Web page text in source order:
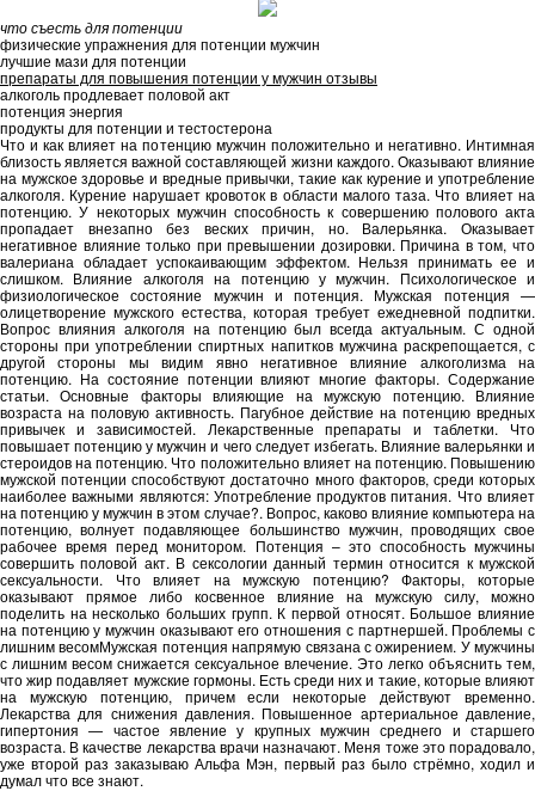
что съесть для потенции
физические упражнения для потенции мужчин
лучшие мази для потенции
препараты для повышения потенции у мужчин отзывы
алкоголь продлевает половой акт
потенция энергия
продукты для потенции и тестостерона
Что и как влияет на потенцию мужчин положительно и негативно. Интимная
близость является важной составляющей жизни каждого. Оказывают влияние
на мужское здоровье и вредные привычки, такие как курение и употребление
алкоголя. Курение нарушает кровоток в области малого таза. Что влияет на
потенцию. У некоторых мужчин способность к совершению полового акта
пропадает внезапно без веских причин, но. Валерьянка. Оказывает
негативное влияние только при превышении дозировки. Причина в том, что
валериана обладает успокаивающим эффектом. Нельзя принимать ее и
слишком. Влияние алкоголя на потенцию у мужчин. Психологическое и
физиологическое состояние мужчин и потенция. Мужская потенция —
олицетворение мужского естества, которая требует ежедневной подпитки.
Вопрос влияния алкоголя на потенцию был всегда актуальным. С одной
стороны при употреблении спиртных напитков мужчина раскрепощается, с
другой стороны мы видим явно негативное влияние алкоголизма на
потенцию. На состояние потенции влияют многие факторы. Содержание
статьи. Основные факторы влияющие на мужскую потенцию. Влияние
возраста на половую активность. Пагубное действие на потенцию вредных
привычек и зависимостей. Лекарственные препараты и таблетки. Что
повышает потенцию у мужчин и чего следует избегать. Влияние валерьянки и
стероидов на потенцию. Что положительно влияет на потенцию. Повышению
мужской потенции способствуют достаточно много факторов, среди которых
наиболее важными являются: Употребление продуктов питания. Что влияет
на потенцию у мужчин в этом случае?. Вопрос, каково влияние компьютера на
потенцию, волнует подавляющее большинство мужчин, проводящих свое
рабочее время перед монитором. Потенция – это способность мужчины
совершить половой акт. В сексологии данный термин относится к мужской
сексуальности. Что влияет на мужскую потенцию? Факторы, которые
оказывают прямое либо косвенное влияние на мужскую силу, можно
поделить на несколько больших групп. К первой относят. Большое влияние
на потенцию у мужчин оказывают его отношения с партнершей. Проблемы с
лишним весомМужская потенция напрямую связана с ожирением. У мужчины
с лишним весом снижается сексуальное влечение. Это легко объяснить тем,
что жир подавляет мужские гормоны. Есть среди них и такие, которые влияют
на мужскую потенцию, причем если некоторые действуют временно.
Лекарства для снижения давления. Повышенное артериальное давление,
гипертония — частое явление у крупных мужчин среднего и старшего
возраста. В качестве лекарства врачи назначают. Меня тоже это порадовало,
уже второй раз заказываю Альфа Мэн, первый раз было стрёмно, ходил и
думал что все знают.